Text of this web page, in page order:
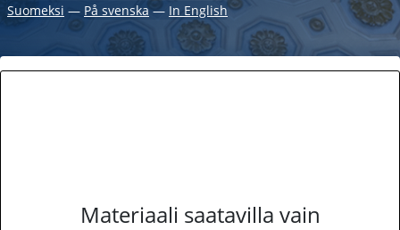
Suomeksi ― På svenska― In English
Materiaali saatavilla vain